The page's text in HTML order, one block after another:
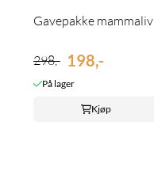
Gavepakke mammaliv
298,- 198,-
På lager
Kjøp